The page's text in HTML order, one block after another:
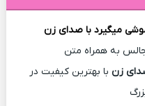
میگیرد با صدای زن
به همراه متن
زن با بهترین کیفیت در